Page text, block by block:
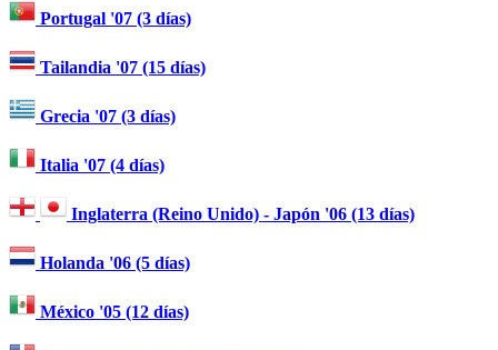
Portugal '07 (3 días)
Tailandia '07 (15 días)
Grecia '07 (3 días)
Italia '07 (4 días)
Inglaterra (Reino Unido) - Japón '06 (13 días)
Holanda '06 (5 días)
México '05 (12 días)